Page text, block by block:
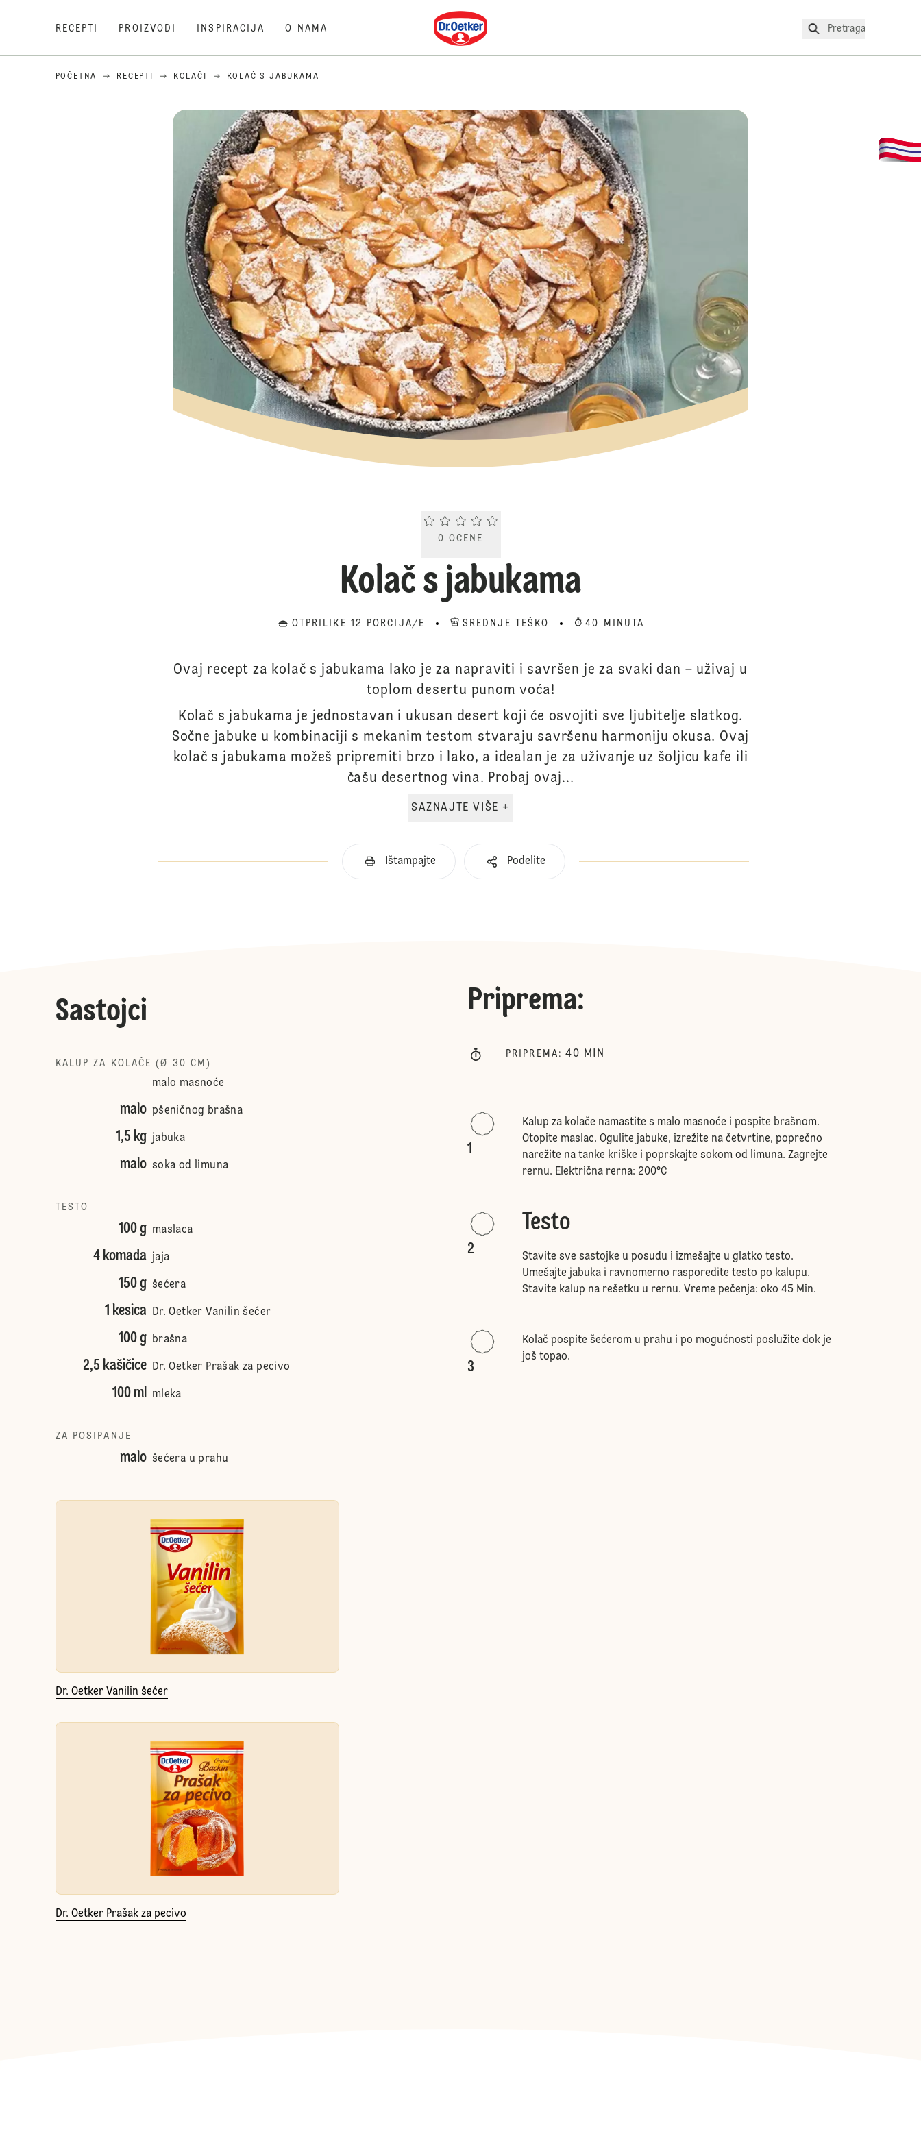
RECEPTI PROIZVODI INSPIRACIJA O NAMA
Dr. Oetker
Pretraga
POČETNA RECEPTI KOLAČI KOLAČ S JABUKAMA
Current rating 0.0. Click to rate.
0 OCENE
Kolač s jabukama
OTPRILIKE 12 PORCIJA/E SREDNJE TEŠKO 40 MINUTA
Ovaj recept za kolač s jabukama lako je za napraviti i savršen je za svaki dan – uživaj u
toplom desertu punom voća!
Kolač s jabukama je jednostavan i ukusan desert koji će osvojiti sve ljubitelje slatkog.
Sočne jabuke u kombinaciji s mekanim testom stvaraju savršenu harmoniju okusa. Ovaj
kolač s jabukama možeš pripremiti brzo i lako, a idealan je za uživanje uz šoljicu kafe ili
čašu desertnog vina. Probaj ovaj...
SAZNAJTE VIŠE +
Ištampajte Podelite
Sastojci
KALUP ZA KOLAČE (Ø 30 CM)
malo masnoće
malo pšeničnog brašna
1,5 kg jabuka
malo soka od limuna
TESTO
100 g maslaca
4 komada jaja
150 g šećera
1 kesica Dr. Oetker Vanilin šećer
100 g brašna
2,5 kašičice Dr. Oetker Prašak za pecivo
100 ml mleka
ZA POSIPANJE
malo šećera u prahu
Dr. Oetker Vanilin šećer
Dr. Oetker Prašak za pecivo
Priprema:
PRIPREMA : 40 MIN
1
Kalup za kolače namastite s malo masnoće i pospite brašnom.
Otopite maslac. Ogulite jabuke, izrežite na četvrtine, poprečno
narežite na tanke kriške i poprskajte sokom od limuna. Zagrejte
rernu. Električna rerna: 200°C
2
Testo
Stavite sve sastojke u posudu i izmešajte u glatko testo.
Umešajte jabuka i ravnomerno rasporedite testo po kalupu.
Stavite kalup na rešetku u rernu. Vreme pečenja: oko 45 Min.
3
Kolač pospite šećerom u prahu i po mogućnosti poslužite dok je
još topao.